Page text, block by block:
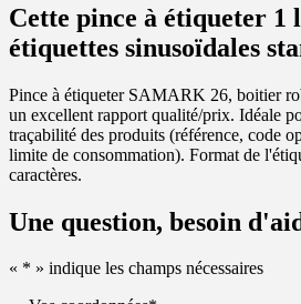
Cette pince à étiqueter 1
étiquettes sinusoïdales
Pince à étiqueter SAMARK 26, boitier
un excellent rapport qualité/prix. Idéale
traçabilité des produits (référence, code
limite de consommation). Format de
caractères.
Une question, besoin
« * » indique les champs nécessaires